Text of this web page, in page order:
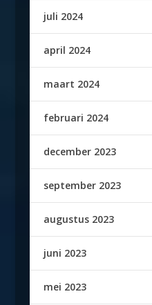
juli 2024
april 2024
maart 2024
februari 2024
december 2023
september 2023
augustus 2023
juni 2023
mei 2023